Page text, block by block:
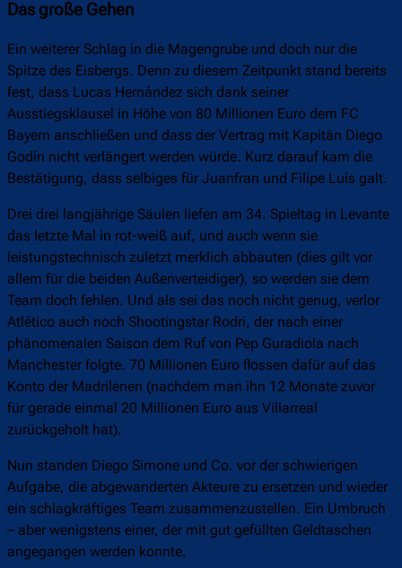
Das große Gehen
Ein weiterer Schlag in die Magengrube und doch nur die
Spitze des Eisbergs. Denn zu diesem Zeitpunkt stand bereits
fest, dass Lucas Hernández sich dank seiner
Ausstiegsklausel in Höhe von 80 Millionen Euro dem FC
Bayern anschließen und dass der Vertrag mit Kapitän Diego
Godín nicht verlängert werden würde. Kurz darauf kam die
Bestätigung, dass selbiges für Juanfran und Filipe Luís galt.
Drei drei langjährige Säulen liefen am 34. Spieltag in Levante
das letzte Mal in rot-weiß auf, und auch wenn sie
leistungstechnisch zuletzt merklich abbauten (dies gilt vor
allem für die beiden Außenverteidiger), so werden sie dem
Team doch fehlen. Und als sei das noch nicht genug, verlor
Atlético auch noch Shootingstar Rodri, der nach einer
phänomenalen Saison dem Ruf von Pep Guradiola nach
Manchester folgte. 70 Millionen Euro flossen dafür auf das
Konto der Madrilenen (nachdem man ihn 12 Monate zuvor
für gerade einmal 20 Millionen Euro aus Villarreal
zurückgeholt hat).
Nun standen Diego Simone und Co. vor der schwierigen
Aufgabe, die abgewanderten Akteure zu ersetzen und wieder
ein schlagkräftiges Team zusammenzustellen. Ein Umbruch
– aber wenigstens einer, der mit gut gefüllten Geldtaschen
angegangen werden konnte.